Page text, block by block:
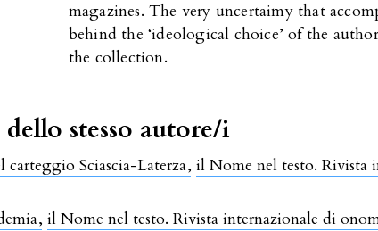
magazines. The very uncertaimy that
behind the ‘ideological choice’ of the
the collection.
stesso autore/i
carteggio Sciascia-Laterza,il Nome nel testo. Rivista
,il Nome nel testo. Rivista internazionale di